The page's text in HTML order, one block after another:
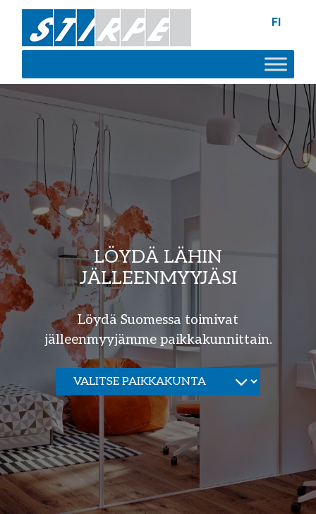
FI
LÖYDÄ LÄHIN
JÄLLEENMYYJÄSI
Löydä Suomessa toimivat
jälleenmyyjämme paikkakunnittain.